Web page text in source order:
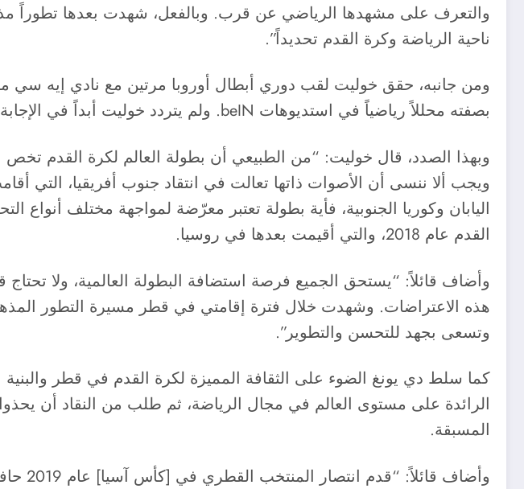
والتعرف على مشهدها الرياضي عن قرب. وبالفعل، شهدت بعدها تطوراً
ناحية الرياضة وكرة القدم تحديداً”.
بصفته محللاً رياضياً في استديوهات beIN. ولم يتردد خوليت أبداً في الإجابة على سؤال كيز حول أحقية قطر في استضافة البطولة هذا العام.
وبهذا الصدد، قال خوليت: “من الطبيعي أن بطولة العالم لكرة القدم تخص
ويجب ألا ننسى أن الأصوات ذاتها تعالت في انتقاد جنوب أفريقيا، التي
اليابان وكوريا الجنوبية، فأية بطولة تعتبر معرّضة لمواجهة مختلف
القدم عام 2018، والتي أقيمت بعدها في روسيا.
وأضاف قائلاً: “يستحق الجميع فرصة استضافة البطولة العالمية، ولا
هذه الاعتراضات. وشهدت خلال فترة إقامتي في قطر مسيرة التطور
وتسعى بجهد للتحسن والتطوير”.
كما سلط دي يونغ الضوء على الثقافة المميزة لكرة القدم في قطر والبنية
الرائدة على مستوى العالم في مجال الرياضة، ثم طلب من النقاد أن
المسبقة.